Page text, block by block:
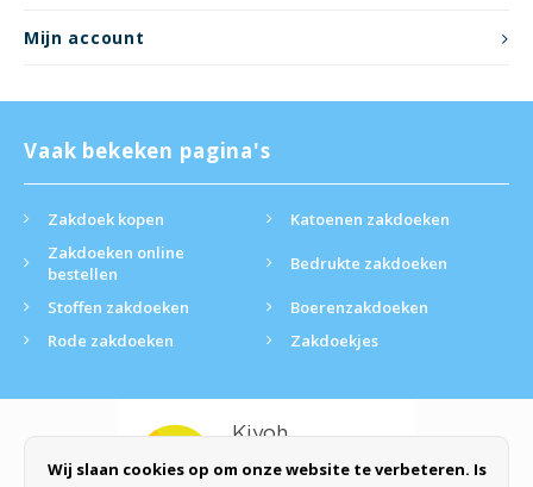
Mijn account
Vaak bekeken pagina's
Zakdoek kopen
Katoenen zakdoeken
Zakdoeken online
bestellen
Bedrukte zakdoeken
Stoffen zakdoeken
Boerenzakdoeken
Rode zakdoeken
Zakdoekjes
Wij slaan cookies op om onze website te verbeteren. Is